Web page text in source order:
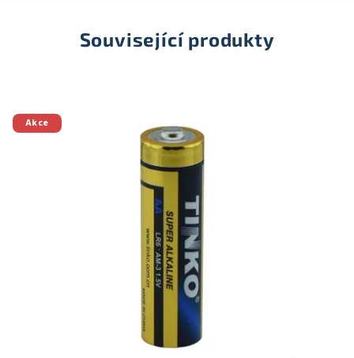
Související produkty
Akce